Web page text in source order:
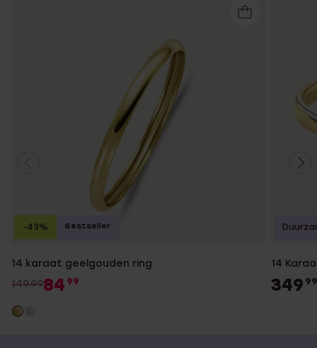
14 karaat geelgouden ring
149.9984 99
-43% Bestseller
14
349 99